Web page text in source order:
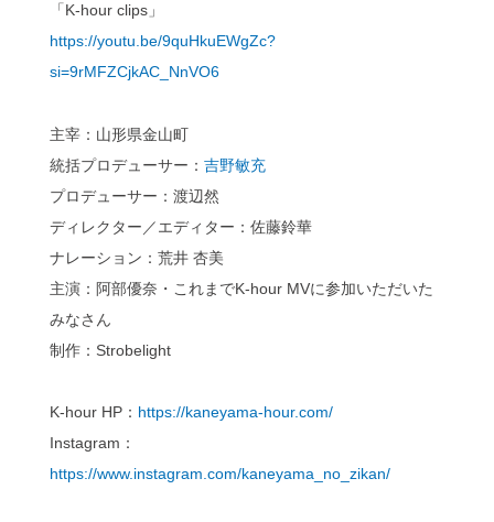
「K-hour clips」
https://youtu.be/9quHkuEWgZc?
si=9rMFZCjkAC_NnVO6
主宰：山形県金山町
統括プロデューサー： 吉野敏充
プロデューサー：渡辺然
ディレクター／エディター：佐藤鈴華
ナレーション：荒井 杏美
主演：阿部優奈・これまでK-hour MVに参加いただいた
みなさん
制作：Strobelight
K-hour HP： https://kaneyama-hour.com/
Instagram：
https://www.instagram.com/kaneyama_no_zikan/